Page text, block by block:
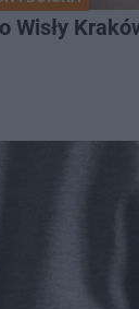
Wisły